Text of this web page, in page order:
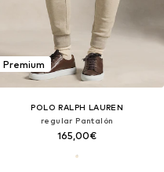
Premium
POLO RALPH LAUREN
regular Pantalón
165,00€